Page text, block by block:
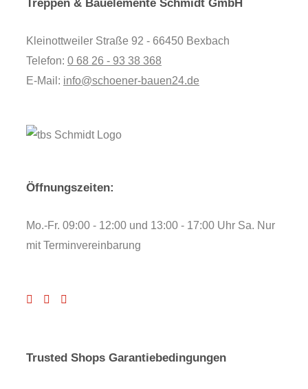
Treppen & Bauelemente Schmidt GmbH
Kleinottweiler Straße 92 - 66450 Bexbach
Telefon: 0 68 26 - 93 38 368
E-Mail: info@schoener-bauen24.de
Öffnungszeiten:
Mo.-Fr. 09:00 - 12:00 und 13:00 - 17:00 Uhr Sa. Nur
mit Terminvereinbarung
Trusted Shops Garantiebedingungen